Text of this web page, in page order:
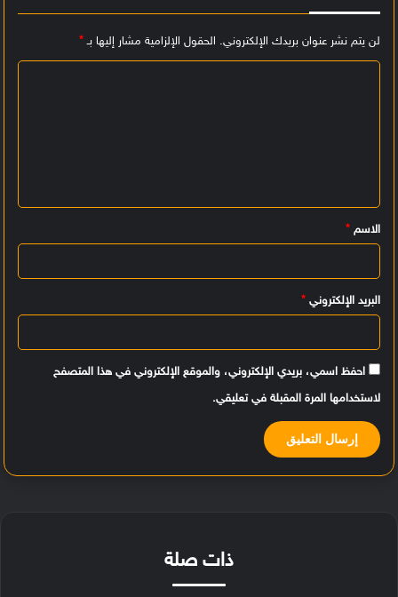
لن يتم نشر عنوان بريدك الإلكتروني. الحقول الإلزامية مشار إليها بـ*
ي
ق
الاسم *
البريد الإلكتروني *
احفظ اسمي، بريدي الإلكتروني، والموقع الإلكتروني في هذا المتصفح
لاستخدامها المرة المقبلة في تعليقي.
ذات صلة